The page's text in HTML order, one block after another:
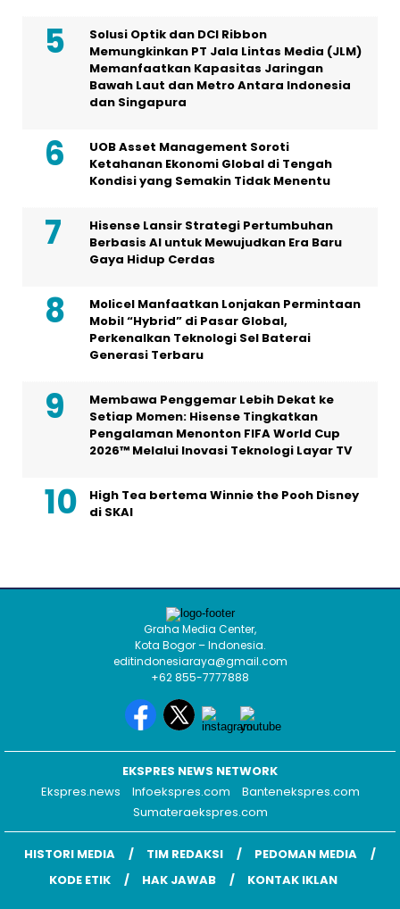
Solusi Optik dan DCI Ribbon
Memungkinkan PT Jala Lintas Media (JLM)
Memanfaatkan Kapasitas Jaringan
Bawah Laut dan Metro Antara Indonesia
dan Singapura
UOB Asset Management Soroti
Ketahanan Ekonomi Global di Tengah
Kondisi yang Semakin Tidak Menentu
Hisense Lansir Strategi Pertumbuhan
Berbasis AI untuk Mewujudkan Era Baru
Gaya Hidup Cerdas
Molicel Manfaatkan Lonjakan Permintaan
Mobil “Hybrid” di Pasar Global,
Perkenalkan Teknologi Sel Baterai
Generasi Terbaru
Membawa Penggemar Lebih Dekat ke
Setiap Momen: Hisense Tingkatkan
Pengalaman Menonton FIFA World Cup
2026™ Melalui Inovasi Teknologi Layar TV
High Tea bertema Winnie the Pooh Disney
di SKAI
Graha Media Center,
Kota Bogor – Indonesia.
editindonesiaraya@gmail.com
+62 855-7777888
EKSPRES NEWS NETWORK
Ekspres.news
Infoekspres.com
Bantenekspres.com
Sumateraekspres.com
HISTORI MEDIA TIM REDAKSI
PEDOMAN MEDIA
KODE ETIK
HAK JAWAB KONTAK IKLAN